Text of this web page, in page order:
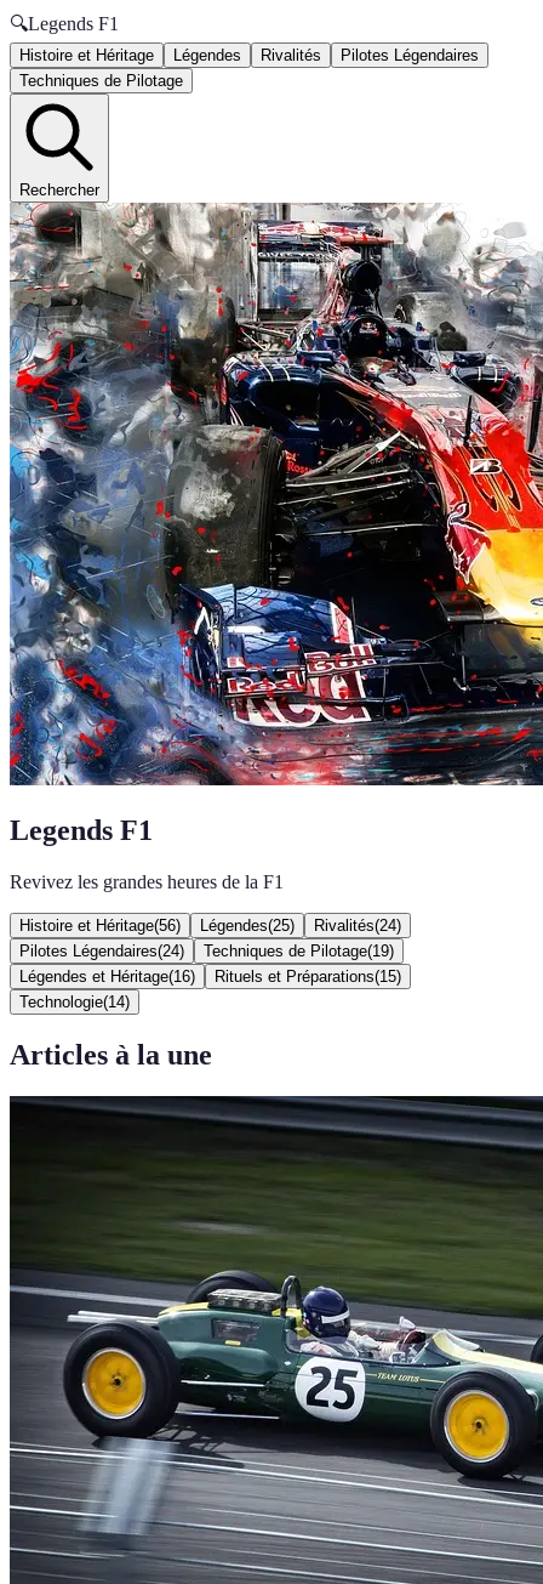
🔍Legends F1
Histoire et Héritage Légendes Rivalités
Pilotes Légendaires
Techniques de Pilotage
Rechercher
Legends F1
Revivez les grandes heures de la F1
Histoire et Héritage(56) Légendes(25) Rivalités(24)
Pilotes Légendaires(24) Techniques de Pilotage(19)
Légendes et Héritage(16) Rituels et Préparations(15)
Technologie(14)
Articles à la une